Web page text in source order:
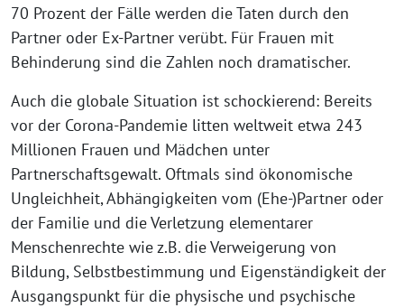
70 Prozent der Fälle werden die Taten durch den
Partner oder Ex-Partner verübt. Für Frauen mit
Behinderung sind die Zahlen noch dramatischer.
Auch die globale Situation ist schockierend: Bereits
vor der Corona-Pandemie litten weltweit etwa 243
Millionen Frauen und Mädchen unter
Partnerschaftsgewalt. Oftmals sind ökonomische
Ungleichheit, Abhängigkeiten vom (Ehe-)Partner oder
der Familie und die Verletzung elementarer
Menschenrechte wie z.B. die Verweigerung von
Bildung, Selbstbestimmung und Eigenständigkeit der
Ausgangspunkt für die physische und psychische